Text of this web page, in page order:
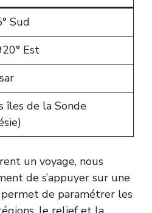
Sud
Est
îles de la Sonde
un voyage, nous
de s’appuyer sur une
de paramétrer les